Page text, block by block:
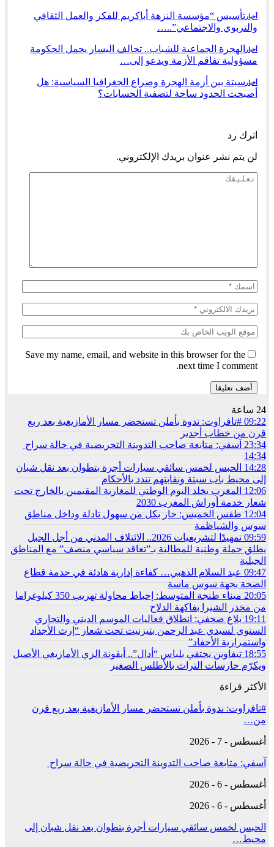
أخبار تأسيس “مؤسسة النزهة أباكريم للفكر والعمل الثقافي
والتربوي والاجتماعي”..…
أخبار
الهجرة الجماعية للشباب.. تحالف اليسار يحمل الحكومة
مسؤولية تفاقم الأزمة ويدعو إلى…
أخبار سبتة بين أزمة الهجرة وصراع الجغرافيا السياسية: هل
أصبحت الحدود ساحة لتصفية الحسابات؟
اترك رد
لن يتم نشر عنوان بريدك الإلكتروني.
Save my name, email, and website in this browser for the
next time I comment.
24 ساعة
09:22 #تافراوت: ندوة بأملن تستحضر مسار الأمازيغية بعد ربع
قرن من خطاب أجدير
23:34 آسفي: متابعة صاحب التدوينة التحريضية في حالة سراح
14:34
14:28 الحبس لخمس سائقي سيارات أجرة بتطوان بعد نقل شبان
إلى محيط باب سبتة ونقابتهم تندد بالأحكام
12:06 المغرب يخلد اليوم الوطني للمغاربة المقيمين بالخارج تحت
شعار خدمة أوراش المغرب 2030
12:04 طقس الخميس: ﺣﺎﺭ بكل من سهول تادلة وداخل مناطق
سوس والشياظمة
09:59
تمهيدًا لتشريعيات 2026.. الائتلاف المدني من أجل الجبل
يطلق حملة وطنية للمطالبة بـ”تعاقد سياسي منصف” مع المناطق
الجبلية
09:47 عبد السلام الدهبي… كفاءة إدارية هادئة في خدمة قطاع
الصحة بجهة سوس ماسة
20:05
ميناء طنجة المتوسط: إحباط محاولة تهريب 350 كيلوغراما
من مخدر الشيرا بفاكهة الدلاح
19:11 بلاغ صحفي: انطلاق فعاليات الموسم الديني والتجاري
السنوي لسيدي عبد الرحمن بتيزنيت تحت شعار “إرث الأجداد
واستمرارية الأحفاد”
18:55 تيفاوين يحتفي بلباس “أدال”.. أيقونة الزي الأمازيغي الأصيل
ويكرّم حارسات التراث بالأطلس الصغير
الأكثر قراءة
#تافراوت: ندوة بأملن تستحضر مسار الأمازيغية بعد ربع قرن
من…
أغسطس - 7 - 2026
آسفي: متابعة صاحب التدوينة التحريضية في حالة سراح
أغسطس - 6 - 2026
أغسطس - 6 - 2026
الحبس لخمس سائقي سيارات أجرة بتطوان بعد نقل شبان إلى
محيط…